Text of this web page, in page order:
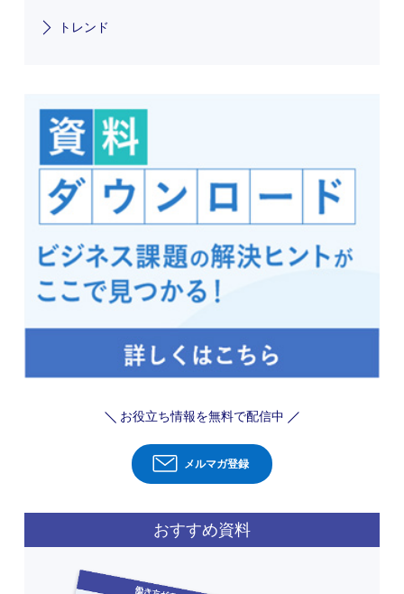
トレンド
お役立ち情報を無料で配信中
メルマガ登録
おすすめ資料